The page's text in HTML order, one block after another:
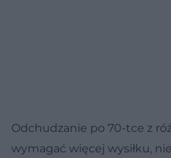
Odchudzanie po 70-tce z
wymagać więcej wysiłku,